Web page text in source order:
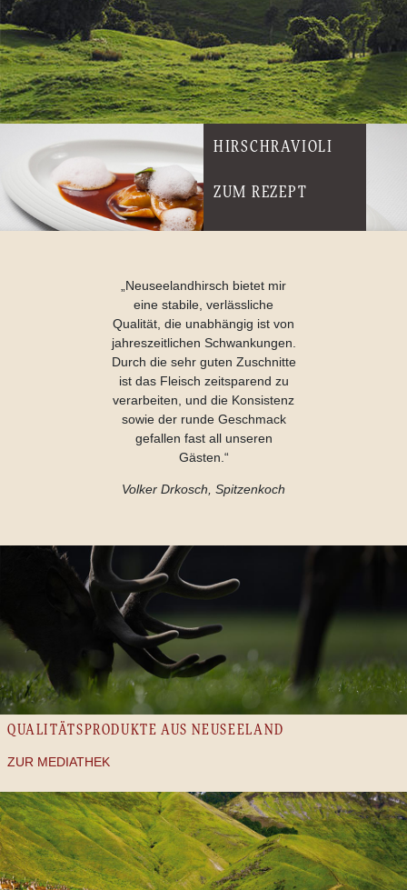
HIRSCHRAVIOLI
ZUM REZEPT
„Neuseelandhirsch bietet mir
eine stabile, verlässliche
Qualität, die unabhängig ist von
jahreszeitlichen Schwankungen.
Durch die sehr guten Zuschnitte
ist das Fleisch zeitsparend zu
verarbeiten, und die Konsistenz
sowie der runde Geschmack
gefallen fast all unseren
Gästen.“
Volker Drkosch, Spitzenkoch
QUALITÄTSPRODUKTE AUS NEUSEELAND
ZUR MEDIATHEK